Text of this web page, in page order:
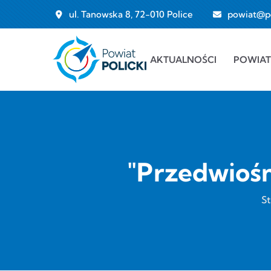
Przejdź do treści
ul. Tanowska 8, 72-010 Police
AKTUALNOŚCI POWIAT